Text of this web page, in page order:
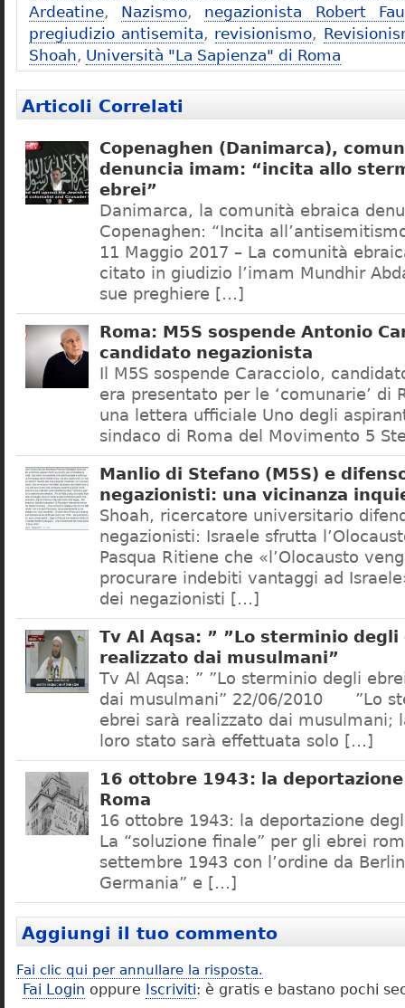
Ardeatine, Nazismo, negazionista Robert
pregiudizio antisemita, revisionismo,
Shoah, Università "La Sapienza" di Roma
Articoli Correlati
Copenaghen (Danimarca),
denuncia imam: “incita allo
ebrei”
Danimarca, la comunità ebraica
Copenaghen: “Incita
11 Maggio 2017 – La comunità
citato in giudizio l’imam Mundhir
sue preghiere […]
Roma: M5S sospende Antonio
candidato negazionista
Il M5S sospende Caracciolo,
era presentato per le ‘comunarie’ di
una lettera ufficiale Uno degli
sindaco di Roma del Movimento 5
Manlio di Stefano (M5S) e
negazionisti: una vicinanza
Shoah, ricercatore universitario
negazionisti: Israele sfrutta
Pasqua Ritiene che «l’Olocausto
procurare indebiti vantaggi ad
dei negazionisti […]
Tv Al Aqsa: ” ”Lo sterminio degli
realizzato dai musulmani”
Tv Al Aqsa: ” ”Lo sterminio degli
dai musulmani” 22/06/2010 ”Lo
ebrei sarà realizzato dai musulmani;
loro stato sarà effettuata solo […]
16 ottobre 1943: la
Roma
16 ottobre 1943: la deportazione
La “soluzione finale” per gli ebrei
settembre 1943 con l’ordine da
Germania” e […]
Aggiungi il tuo commento
Fai clic qui per annullare la risposta.
Fai Login oppure Iscriviti: è gratis e bastano pochi